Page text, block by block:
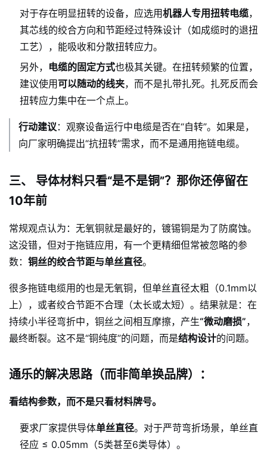
对于存在明显扭转的设备，应选用机器人专用扭转电缆，
其芯线的绞合方向和节距经过特殊设计（如成缆时的退扭
工艺），能吸收和分散扭转应力。
另外， 电缆的固定方式也极其关键。在扭转频繁的位置，
建议使用可以随动的线夹，而不是扎带扎死。扎死反而会
扭转应力集中在一个点上。
行动建议：观察设备运行中电缆是否在“自转”。如果是，
向厂家明确提出“抗扭转”需求，而不是通用拖链电缆。
三、 导体材料只看“是不是铜”？那你还停留在
10年前
常规观点认为：无氧铜就是最好的，镀锡铜是为了防腐蚀。
这没错，但对于拖链应用，有一个更精细但常被忽略的参
数： 铜丝的绞合节距与单丝直径。
很多拖链电缆用的也是无氧铜，但单丝直径太粗（0.1mm以
上），或者绞合节距不合理（太长或太短）。结果就是：在
持续小半径弯折中，铜丝之间相互摩擦，产生“微动磨损”，
最终断裂。这不是“铜纯度”的问题，而是结构设计的问题。
通乐的解决思路（而非简单换品牌）：
看结构参数，而不是只看材料牌号。
要求厂家提供导体单丝直径。对于严苛弯折场景，单丝直
径应 ≤ 0.05mm（5类甚至6类导体）。